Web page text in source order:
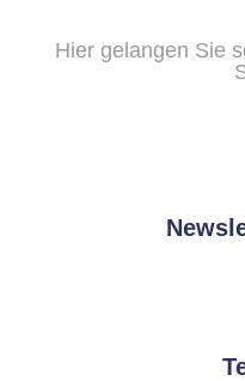
Hier gelangen Sie